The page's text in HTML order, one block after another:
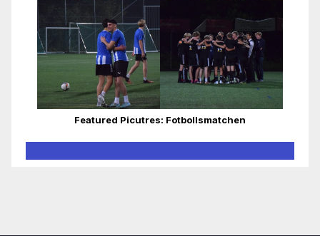
Featured Picutres: Fotbollsmatchen